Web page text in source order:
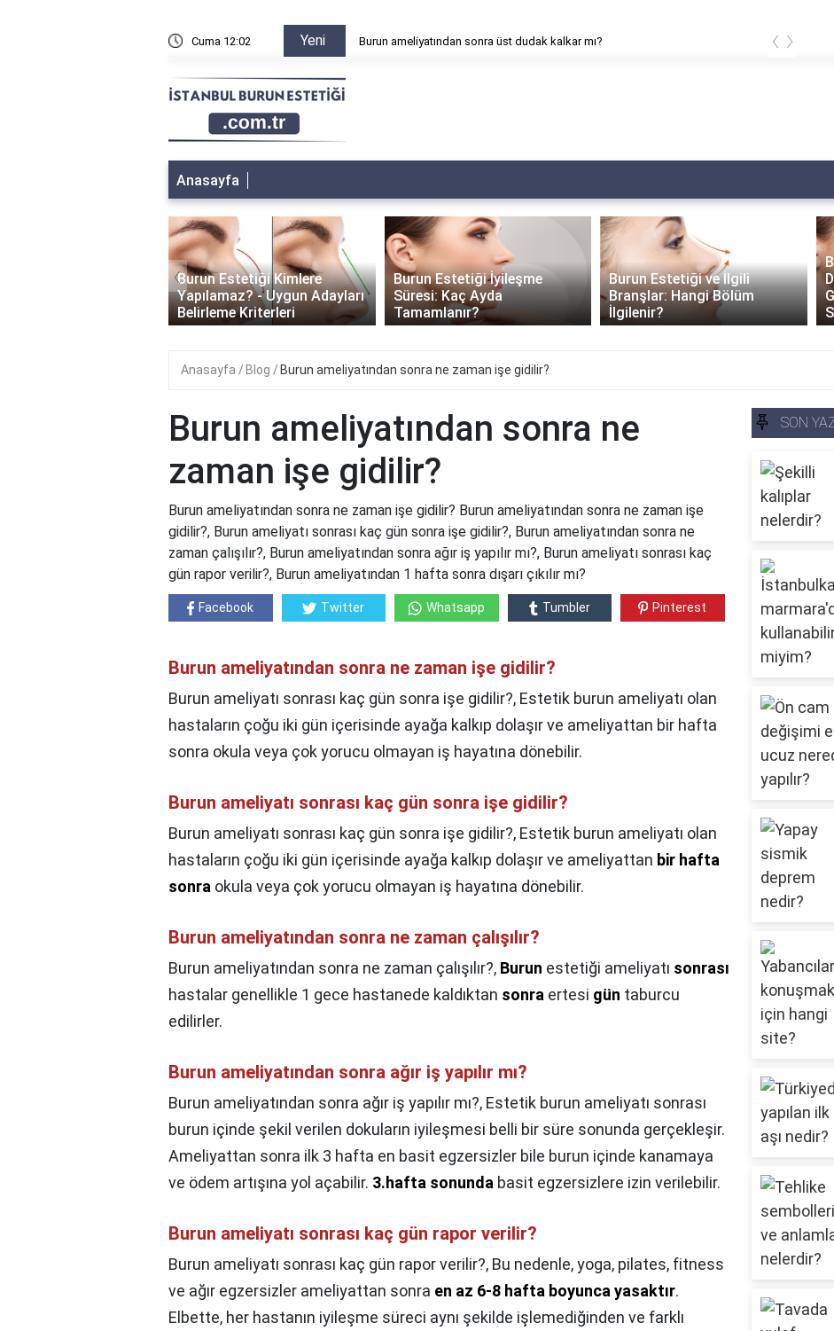
Cuma 12:02 Yeni Burun ameliyatından sonra üst dudak kalkar mı? ‹ ›
Anasayfa
Burun Estetiği Kimlere
Yapılamaz? - Uygun Adayları
Belirleme Kriterleri
Burun Estetiği İyileşme
Süresi: Kaç Ayda
Tamamlanır?
Burun Estetiği ve İlgili
Branşlar: Hangi Bölüm
İlgilenir?
‹
Anasayfa Blog Burun ameliyatından sonra ne zaman işe gidilir?
Burun ameliyatından sonra ne
zaman işe gidilir?
Burun ameliyatından sonra ne zaman işe gidilir? Burun ameliyatından sonra ne zaman işe
gidilir?, Burun ameliyatı sonrası kaç gün sonra işe gidilir?, Burun ameliyatından sonra ne
zaman çalışılır?, Burun ameliyatından sonra ağır iş yapılır mı?, Burun ameliyatı sonrası kaç
gün rapor verilir?, Burun ameliyatından 1 hafta sonra dışarı çıkılır mı?
Facebook Twitter Whatsapp Tumbler Pinterest
Burun ameliyatından sonra ne zaman işe gidilir?
Burun ameliyatı sonrası kaç gün sonra işe gidilir?, Estetik burun ameliyatı olan
hastaların çoğu iki gün içerisinde ayağa kalkıp dolaşır ve ameliyattan bir hafta
sonra okula veya çok yorucu olmayan iş hayatına dönebilir.
Burun ameliyatı sonrası kaç gün sonra işe gidilir?
Burun ameliyatı sonrası kaç gün sonra işe gidilir?, Estetik burun ameliyatı olan
hastaların çoğu iki gün içerisinde ayağa kalkıp dolaşır ve ameliyattan bir hafta
sonra okula veya çok yorucu olmayan iş hayatına dönebilir.
Burun ameliyatından sonra ne zaman çalışılır?
Burun ameliyatından sonra ne zaman çalışılır?, Burun estetiği ameliyatı sonrası
hastalar genellikle 1 gece hastanede kaldıktan sonra ertesi gün taburcu
edilirler.
Burun ameliyatından sonra ağır iş yapılır mı?
Burun ameliyatından sonra ağır iş yapılır mı?, Estetik burun ameliyatı sonrası
burun içinde şekil verilen dokuların iyileşmesi belli bir süre sonunda gerçekleşir.
Ameliyattan sonra ilk 3 hafta en basit egzersizler bile burun içinde kanamaya
ve ödem artışına yol açabilir. 3.hafta sonunda basit egzersizlere izin verilebilir.
Burun ameliyatı sonrası kaç gün rapor verilir?
Burun ameliyatı sonrası kaç gün rapor verilir?, Bu nedenle, yoga, pilates, fitness
ve ağır egzersizler ameliyattan sonra en az 6-8 hafta boyunca yasaktır.
Elbette, her hastanın iyileşme süreci aynı şekilde işlemediğinden ve farklı
SON